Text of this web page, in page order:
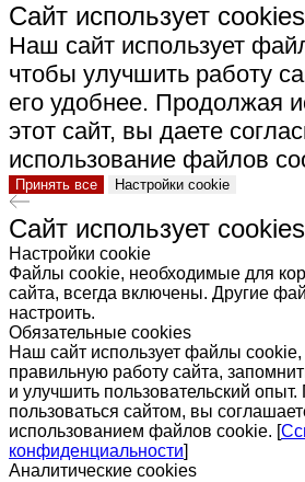
Сайт использует cookies
Наш сайт использует
чтобы улучшить работу
его удобнее. Продолжая
этот сайт, вы даете
использование файлов
Принять все Настройки cookie
Сайт использует cookies
Настройки cookie
Файлы cookie, необходимые для
сайта, всегда включены. Другие
настроить.
Обязательные cookies
Наш сайт использует файлы cookie,
правильную работу сайта,
и улучшить пользовательский
пользоваться сайтом, вы
использованием файлов cookie. [
конфиденциальности]
Аналитические cookies